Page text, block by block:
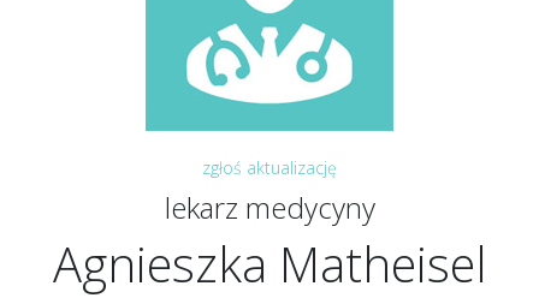
zgłoś aktualizację
lekarz medycyny
Agnieszka Matheisel